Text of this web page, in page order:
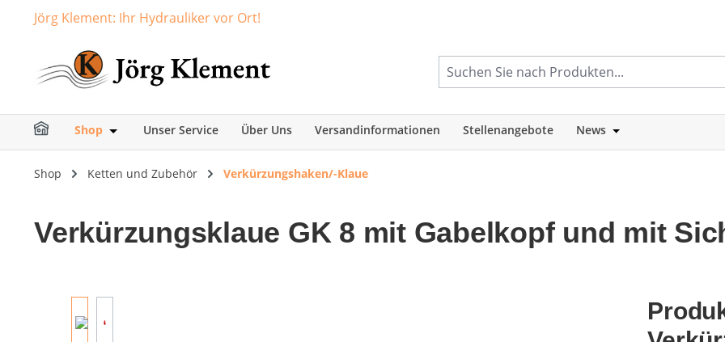
Zur Hauptnavigation springen
Jörg Klement: Ihr Hydrauliker vor Ort!
Shop Öffne oder Schließe das Dropdown der Kategorie Shop
Unser Service Über Uns Versandinformationen Stellenangebote News Öffne oder
Shop Ketten und Zubehör Verkürzungshaken/-Klaue
Verkürzungsklaue GK 8 mit Gabelkopf und mit